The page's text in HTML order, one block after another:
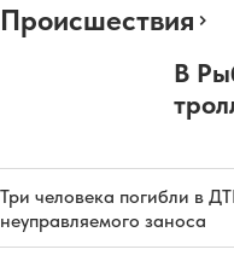
Происшествия
В
Три человека погибли в
неуправляемого заноса